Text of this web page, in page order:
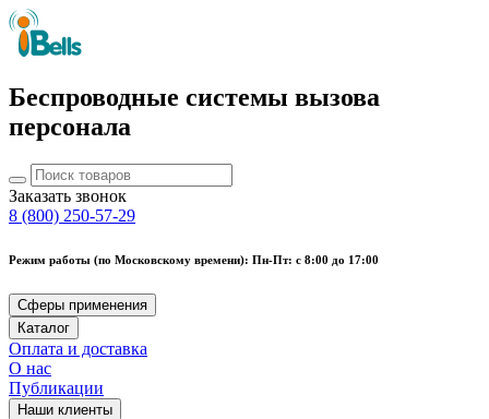
Беспроводные системы вызова
персонала
Заказать звонок
8 (800) 250-57-29
Режим работы (по Московскому времени): Пн-Пт: с 8:00 до 17:00
Сферы применения
Каталог
Оплата и доставка
О нас
Публикации
Наши клиенты